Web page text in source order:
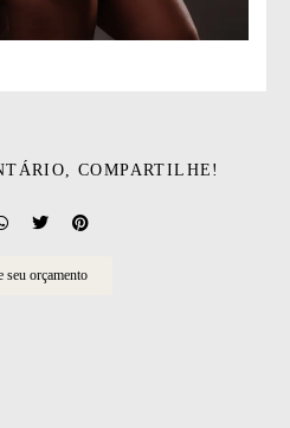
COMPARTILHE!
seu orçamento